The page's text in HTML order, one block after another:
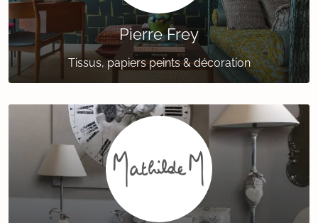
Pierre Frey
Tissus, papiers peints & décoration